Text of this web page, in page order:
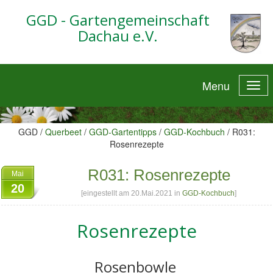
GGD - Gartengemeinschaft
Dachau e.V.
Menu
GGD / Querbeet / GGD-Gartentipps / GGD-Kochbuch / R031:
Rosenrezepte
Mai
20
R031: Rosenrezepte
[eingestellt am 20.Mai.2021 in GGD-Kochbuch]
Rosenrezepte
Rosenbowle